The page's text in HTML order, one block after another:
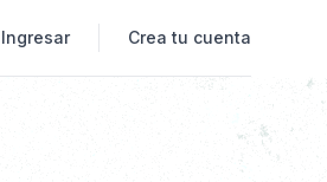
Ingresar Crea tu cuenta